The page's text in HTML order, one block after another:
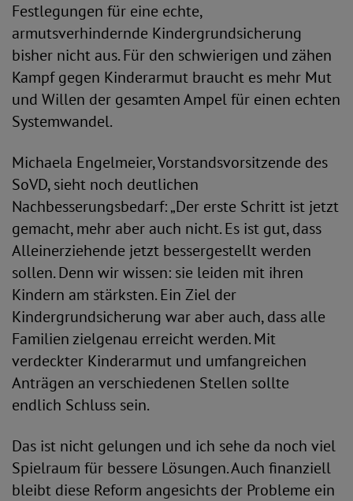
Festlegungen für eine echte,
armutsverhindernde Kindergrundsicherung
bisher nicht aus. Für den schwierigen und zähen
Kampf gegen Kinderarmut braucht es mehr Mut
und Willen der gesamten Ampel für einen echten
Systemwandel.
Michaela Engelmeier, Vorstandsvorsitzende des
SoVD, sieht noch deutlichen
Nachbesserungsbedarf: „Der erste Schritt ist jetzt
gemacht, mehr aber auch nicht. Es ist gut, dass
Alleinerziehende jetzt bessergestellt werden
sollen. Denn wir wissen: sie leiden mit ihren
Kindern am stärksten. Ein Ziel der
Kindergrundsicherung war aber auch, dass alle
Familien zielgenau erreicht werden. Mit
verdeckter Kinderarmut und umfangreichen
Anträgen an verschiedenen Stellen sollte
endlich Schluss sein.
Das ist nicht gelungen und ich sehe da noch viel
Spielraum für bessere Lösungen. Auch finanziell
bleibt diese Reform angesichts der Probleme ein